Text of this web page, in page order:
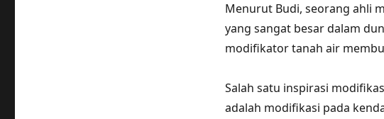
Menurut Budi, seorang ahli
yang sangat besar dalam
modifikator tanah air
Salah satu inspirasi
adalah modifikasi pada